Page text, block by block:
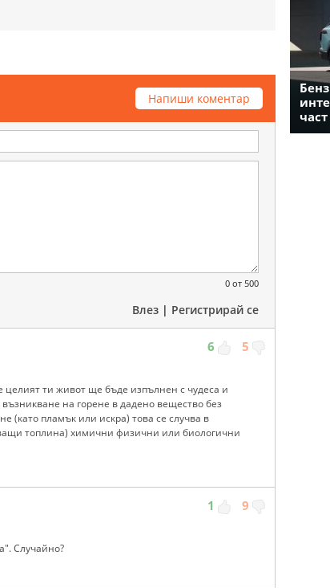
Напиши коментар
0 от 500
Влез | Регистрирай се
6 5
ти живот ще бъде изпълнен с чудеса и
на горене в дадено вещество без
(като пламък или искра) това се случва в
топлина) химични физични или биологични
1 9
Случайно?
част